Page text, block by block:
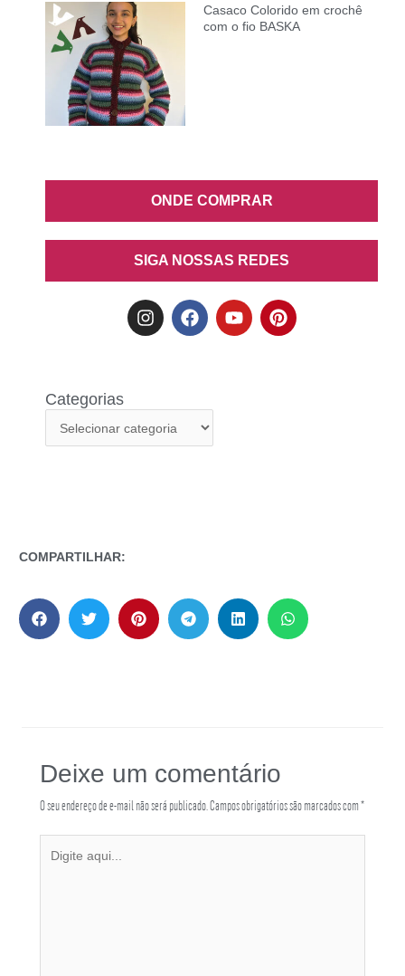
Casaco Colorido em crochê
com o fio BASKA
ONDE COMPRAR
SIGA NOSSAS REDES
Categorias
COMPARTILHAR:
Deixe um comentário
O seu endereço de e-mail não será publicado. Campos obrigatórios são marcados com*